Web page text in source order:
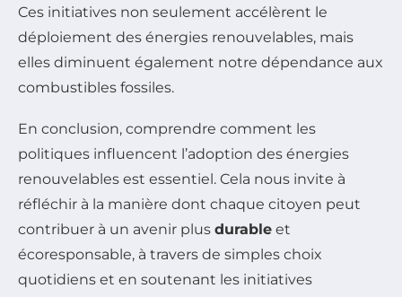
Ces initiatives non seulement accélèrent le
déploiement des énergies renouvelables, mais
elles diminuent également notre dépendance aux
combustibles fossiles.
En conclusion, comprendre comment les
politiques influencent l’adoption des énergies
renouvelables est essentiel. Cela nous invite à
réfléchir à la manière dont chaque citoyen peut
contribuer à un avenir plus durable et
écoresponsable, à travers de simples choix
quotidiens et en soutenant les initiatives